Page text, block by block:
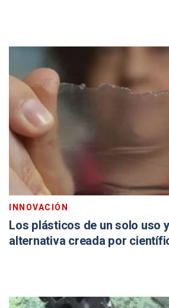
INNOVACIÓN
Los plásticos de un solo uso
alternativa creada por